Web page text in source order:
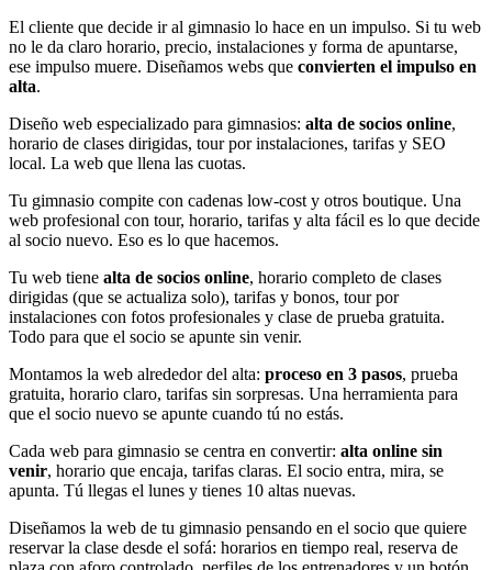
El cliente que decide ir al gimnasio lo hace en un impulso. Si tu web
no le da claro horario, precio, instalaciones y forma de apuntarse,
ese impulso muere. Diseñamos webs que convierten el impulso en
alta.
Diseño web especializado para gimnasios: alta de socios online,
horario de clases dirigidas, tour por instalaciones, tarifas y SEO
local. La web que llena las cuotas.
Tu gimnasio compite con cadenas low-cost y otros boutique. Una
web profesional con tour, horario, tarifas y alta fácil es lo que decide
al socio nuevo. Eso es lo que hacemos.
Tu web tiene alta de socios online, horario completo de clases
dirigidas (que se actualiza solo), tarifas y bonos, tour por
instalaciones con fotos profesionales y clase de prueba gratuita.
Todo para que el socio se apunte sin venir.
Montamos la web alrededor del alta: proceso en 3 pasos, prueba
gratuita, horario claro, tarifas sin sorpresas. Una herramienta para
que el socio nuevo se apunte cuando tú no estás.
Cada web para gimnasio se centra en convertir: alta online sin
venir, horario que encaja, tarifas claras. El socio entra, mira, se
apunta. Tú llegas el lunes y tienes 10 altas nuevas.
Diseñamos la web de tu gimnasio pensando en el socio que quiere
reservar la clase desde el sofá: horarios en tiempo real, reserva de